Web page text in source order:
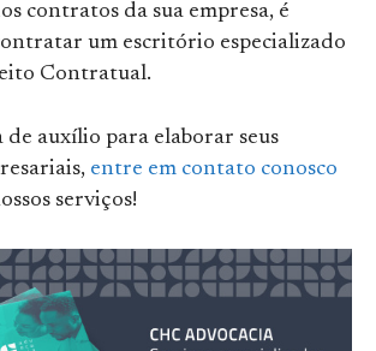
contratos da sua empresa, é
um escritório especializado
Contratual.
de auxílio para elaborar seus
entre em contato conosco
serviços!